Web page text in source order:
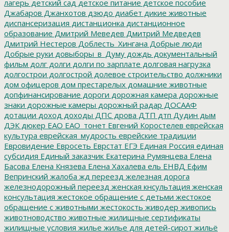
лагерь детский сад детское питание детское пособие
Джабаров Джанхотов дзюдо диабет дикие животные
диспансеризация дистанционка дистанционное
образование Дмитрий Меведев Дмитрий Медведев
Дмитрий Нестеров Доблесть_Хингана Добрые люди
Добрые руки довыборы_в_Думу дождь документальный
фильм долг долги долги по зарплате долговая нагрузка
долгострои долгострой долевое строительство должники
дом офицеров дом престарелых домашние животные
допфинансирование дороги дорожная камера дорожные
знаки дорожные камеры дорожный радар ДОСААФ
дотации доход доходы ДПС дрова ДТП дтп Дудин дым
ДЭК дюкер ЕАО ЕАО_тонет Евгений Коростелев еврейская
культура еврейская_мудрость еврейские традиции
Евровидение Евросеть Еврстат ЕГЭ Единая Россия единая
субсидия Единый заказчик Екатерина Румянцева Елена
Басова Елена Князева Елена Хахалева ель ЕНВД Ефим
Вепринский жалоба жд переезд железная дорога
железнодорожный переезд женская кнсультация женская
консультация жестокое обращение с детьми жестокое
обращение с животными жестокость живодер живопись
животноводство животные жилищные сертификаты
жилищные условия жилье жилье для детей-сирот жильё